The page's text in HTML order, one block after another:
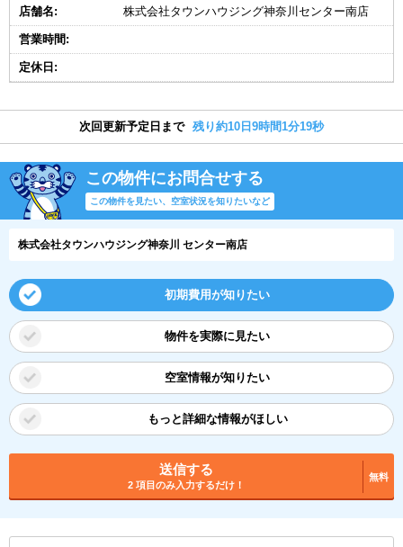
店舗名: 株式会社タウンハウジング神奈川センター南店
営業時間:
定休日:
次回更新予定日まで 残り約10日9時間1分19秒
この物件にお問合せする
この物件を見たい、空室状況を知りたいなど
株式会社タウンハウジング神奈川 センター南店
初期費用が知りたい
物件を実際に見たい
空室情報が知りたい
もっと詳細な情報がほしい
送信する
2 項目のみ入力するだけ！
無料